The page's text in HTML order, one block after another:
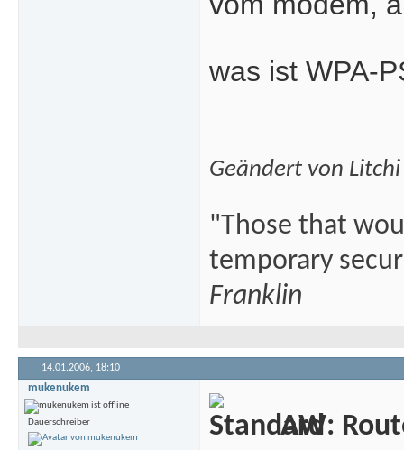
was ist WPA-
Geändert von
"Those that
temporary
Franklin
14.01.2006, 18:10
mukenukem
Dauerschreiber AW: